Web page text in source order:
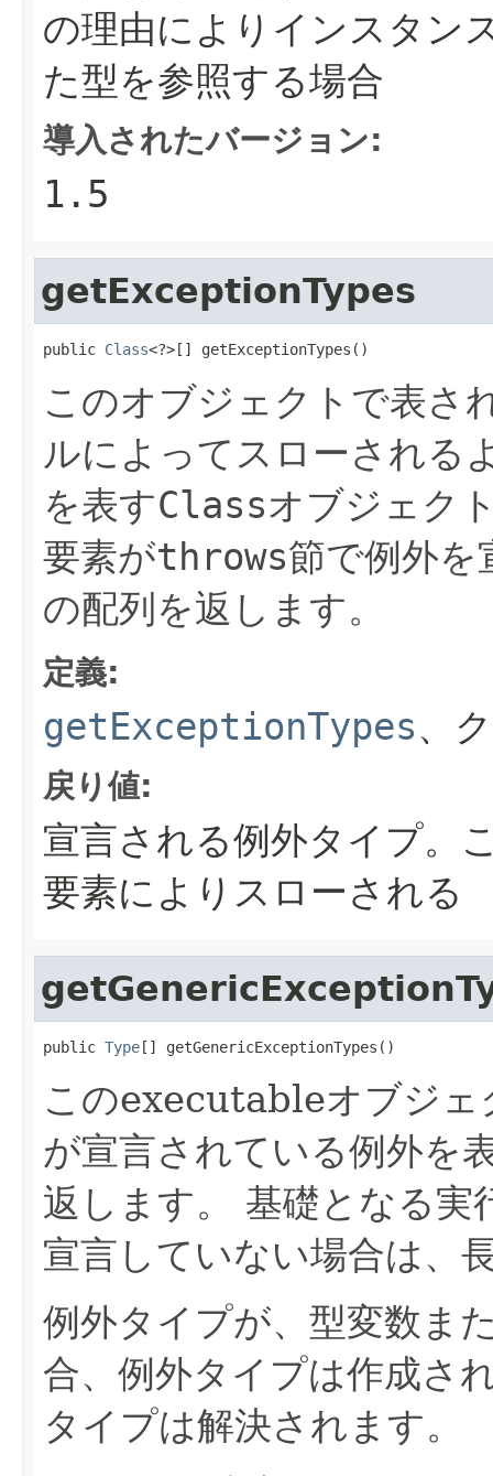
の理由によりインスタン
た型を参照する場合
導入されたバージョン:
1.5
getExceptionTypes
public Class<?>[] getExceptionTypes()
このオブジェクトで表さ
ルによってスローされる
を表すClassオブジェク
要素がthrows節で例外を
の配列を返します。
定義:
getExceptionTypes、
戻り値:
宣言される例外タイプ。
要素によりスローされる
public Type[] getGenericExceptionTypes()
このexecutableオブジェ
が宣言されている例外を
返します。
基礎となる実
宣言していない場合は、
例外タイプが、型変数ま
合、例外タイプは作成さ
タイプは解決されます。